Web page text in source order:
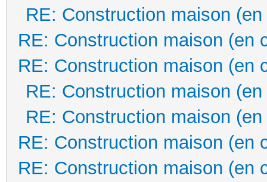
RE: Construction maison
RE: Construction maison (en
RE: Construction maison (en
RE: Construction maison
RE: Construction maison
RE: Construction maison (en
RE: Construction maison (en